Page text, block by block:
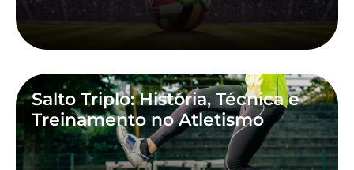
Salto Triplo: História, Técnica e
Treinamento no Atletismo